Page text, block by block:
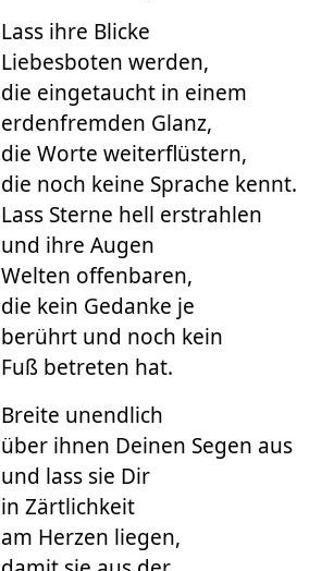
Lass ihre Blicke
Liebesboten werden,
die eingetaucht in einem
erdenfremden Glanz,
die Worte weiterflüstern,
die noch keine Sprache kennt.
Lass Sterne hell erstrahlen
und ihre Augen
Welten offenbaren,
die kein Gedanke je
berührt und noch kein
Fuß betreten hat.
Breite unendlich
über ihnen Deinen Segen aus
und lass sie Dir
in Zärtlichkeit
am Herzen liegen,